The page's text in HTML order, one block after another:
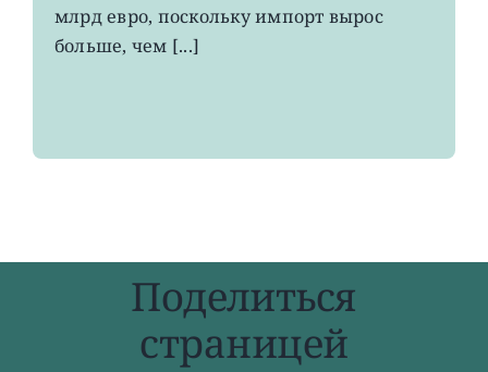
млрд евро, поскольку импорт вырос
больше, чем [...]
Поделиться
страницей